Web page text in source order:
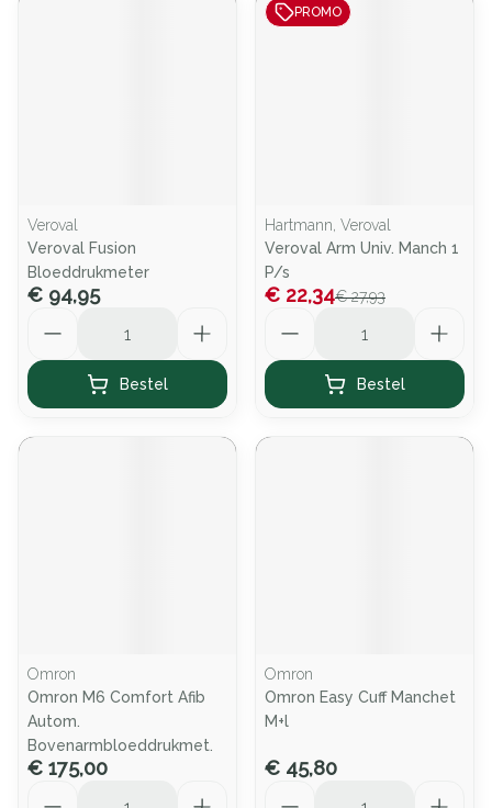
Veroval
Veroval Fusion
Bloeddrukmeter
€ 94,95
Bestel
PROMO
Hartmann, Veroval
Veroval Arm Univ. Manch 1
P/s
€ 27,93
€ 22,34
Bestel
Omron
Omron M6 Comfort Afib
Autom.
Bovenarmbloeddrukmet.
€ 175,00
Omron
Omron Easy Cuff Manchet
M+l
€ 45,80